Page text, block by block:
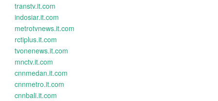
transtv.it.com
indosiar.it.com
metrotvnews.it.com
rctiplus.it.com
tvonenews.it.com
mnctv.it.com
cnnmedan.it.com
cnnmetro.it.com
cnnbali.it.com